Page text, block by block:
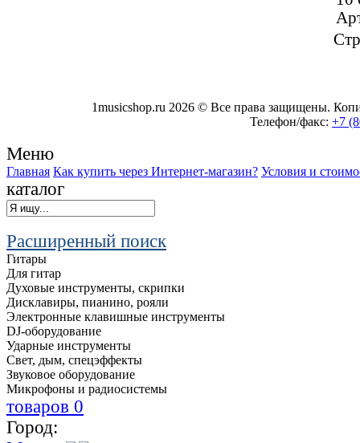
1musicshop.ru 2026 © Все права защищены.
Телефон/факс: +7
Меню
Главная Как купить через Интернет-магазин? Условия и
каталог
Расширенный поиск
Гитары
Для гитар
Духовые инструменты, скрипки
Дисклавиры, пианино, рояли
Электронные клавишные инструменты
DJ-оборудование
Ударные инструменты
Свет, дым, спецэффекты
Звуковое оборудование
Микрофоны и радиосистемы
товаров 0
Город: